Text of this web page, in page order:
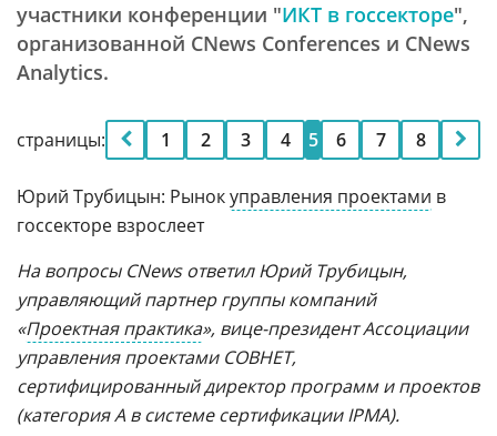
участники конференции "ИКТ в госсекторе",
организованной CNews Conferences и CNews
Analytics.
страницы: 1 2 3 4 5 6 7 8
Юрий Трубицын: Рынокуправления проектами в
госсекторе взрослеет
На вопросы CNews ответил Юрий Трубицын,
управляющий партнер группы компаний
«Проектная практика», вице-президент Ассоциации
управления проектами СОВНЕТ,
сертифицированный директор программ и проектов
(категория A в системе сертификации IPMA).